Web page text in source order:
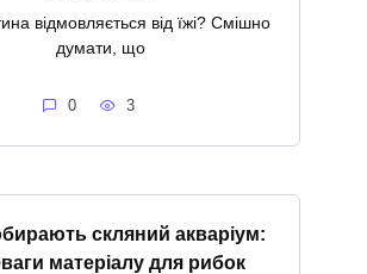
відмовляється від їжі? Смішно
думати, що
0 3
скляний акваріум:
матеріалу для рибок